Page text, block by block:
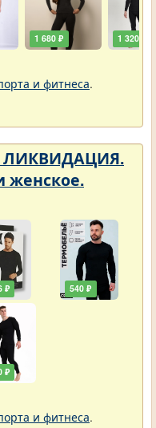
1 680 ₽ 1 320 ₽
и фитнеса.
ЛИКВИДАЦИЯ.
женское.
₽
₽
540 ₽
и фитнеса.